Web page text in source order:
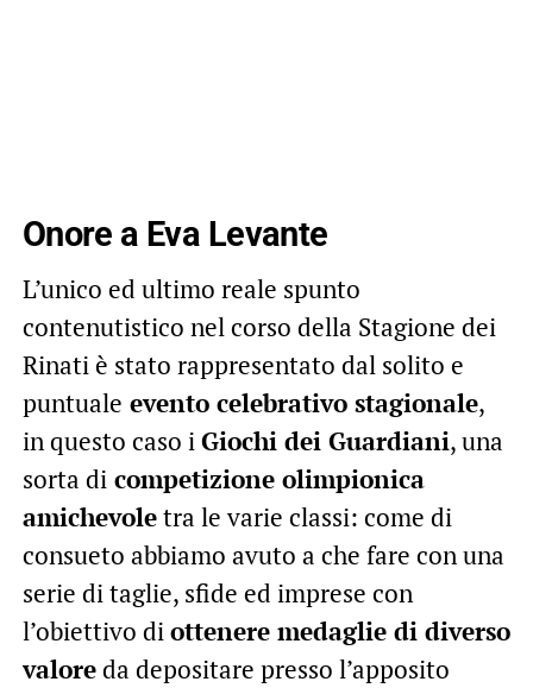
Onore a Eva Levante
L’unico ed ultimo reale spunto
contenutistico nel corso della Stagione dei
Rinati è stato rappresentato dal solito e
puntuale evento celebrativo stagionale,
in questo caso iGiochi dei Guardiani, una
sorta dicompetizione olimpionica
amichevoletra le varie classi: come di
consueto abbiamo avuto a che fare con una
serie di taglie, sfide ed imprese con
l’obiettivo diottenere medaglie di diverso
valoreda depositare presso l’apposito